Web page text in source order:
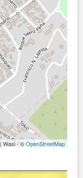
| Wasi - ©OpenStreetMap